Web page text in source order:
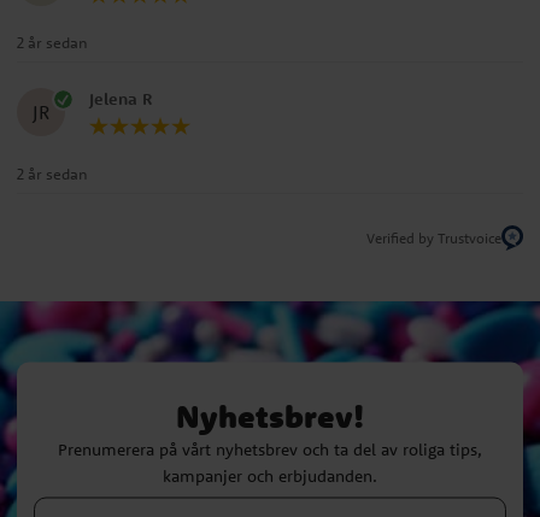
2 år sedan
JR
Jelena R
2 år sedan
Verified by Trustvoice
Nyhetsbrev!
Prenumerera på vårt nyhetsbrev och ta del av roliga tips,
kampanjer och erbjudanden.